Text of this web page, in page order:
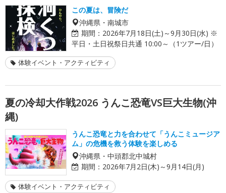
この夏は、冒険だ
沖縄県・南城市
期間： 2026年7月18日(土)～9月30日(水) ※
平日・土日祝祭日共通 10:00～（1ツアー/日）
体験イベント・アクティビティ
夏の冷却大作戦2026 うんこ恐竜VS巨大生物(沖
縄)
うんこ恐竜と力を合わせて「うんこミュージア
ム」の危機を救う体験を楽しめる
沖縄県・中頭郡北中城村
期間： 2026年7月2日(木)～9月14日(月)
体験イベント・アクティビティ